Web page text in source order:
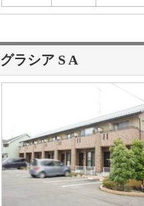
グラシア S A